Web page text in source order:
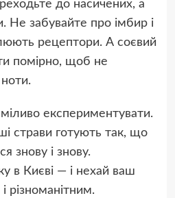
до насичених, а
Не забувайте про імбир і
рецептори. А соєвий
помірно, щоб не
експериментувати.
страви готують так, що
знову і знову.
в Києві — і нехай ваш
різноманітним.